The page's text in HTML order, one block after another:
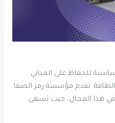
للحفاظ على المباني
تقدم مؤسسة رمز الصفا
هذا المجال، حيث تسعى